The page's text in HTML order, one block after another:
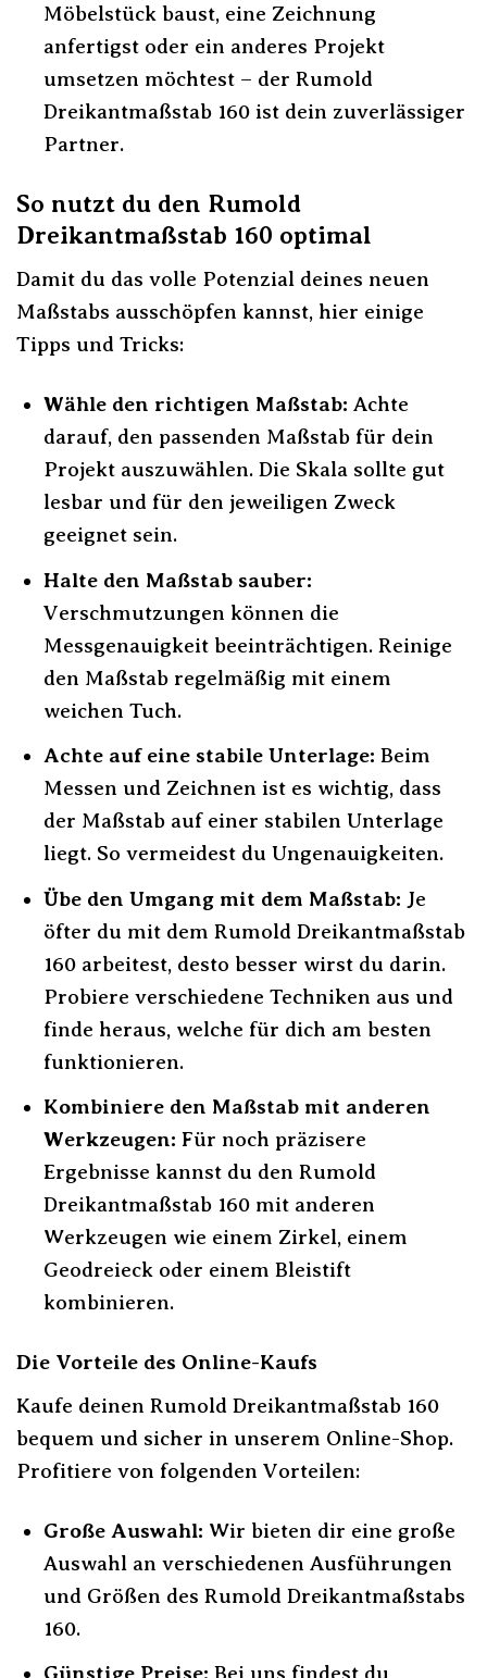
Möbelstück baust, eine Zeichnung
anfertigst oder ein anderes Projekt
umsetzen möchtest – der Rumold
Dreikantmaßstab 160 ist dein zuverlässiger
Partner.
So nutzt du den Rumold
Dreikantmaßstab 160 optimal
Damit du das volle Potenzial deines neuen
Maßstabs ausschöpfen kannst, hier einige
Tipps und Tricks:
Wähle den richtigen Maßstab: Achte
darauf, den passenden Maßstab für dein
Projekt auszuwählen. Die Skala sollte gut
lesbar und für den jeweiligen Zweck
geeignet sein.
Halte den Maßstab sauber:
Verschmutzungen können die
Messgenauigkeit beeinträchtigen. Reinige
den Maßstab regelmäßig mit einem
weichen Tuch.
Achte auf eine stabile Unterlage: Beim
Messen und Zeichnen ist es wichtig, dass
der Maßstab auf einer stabilen Unterlage
liegt. So vermeidest du Ungenauigkeiten.
Übe den Umgang mit dem Maßstab: Je
öfter du mit dem Rumold Dreikantmaßstab
160 arbeitest, desto besser wirst du darin.
Probiere verschiedene Techniken aus und
finde heraus, welche für dich am besten
funktionieren.
Kombiniere den Maßstab mit anderen
Werkzeugen: Für noch präzisere
Ergebnisse kannst du den Rumold
Dreikantmaßstab 160 mit anderen
Werkzeugen wie einem Zirkel, einem
Geodreieck oder einem Bleistift
kombinieren.
Die Vorteile des Online-Kaufs
Kaufe deinen Rumold Dreikantmaßstab 160
bequem und sicher in unserem Online-Shop.
Profitiere von folgenden Vorteilen:
Große Auswahl: Wir bieten dir eine große
Auswahl an verschiedenen Ausführungen
und Größen des Rumold Dreikantmaßstabs
160.
Günstige Preise: Bei uns findest du